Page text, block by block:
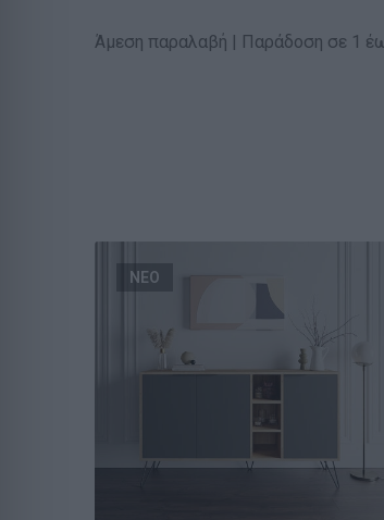
Άμεση παραλαβή | Παράδοση σε 1
ΝΕΟ